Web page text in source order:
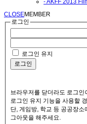
- AKFF 2013
CLOSEMEMBER
로그인
로그인 유지
로그인
브라우저를 닫더라도 로그
로그인 유지 기능을 사용할
단, 게임방, 학교 등 공공장
그아웃을 해주세요.